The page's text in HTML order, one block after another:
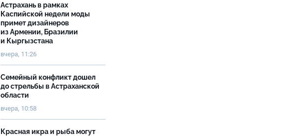
Астрахань в рамках
Каспийской недели моды
примет дизайнеров
из Армении, Бразилии
и Кыргызстана
вчера, 11:26
Семейный конфликт дошел
до стрельбы в Астраханской
области
вчера, 10:58
Красная икра и рыба могут